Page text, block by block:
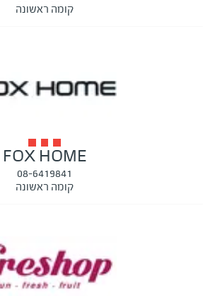
קומה ראשונה
FOX HOME
08-6419841
קומה ראשונה